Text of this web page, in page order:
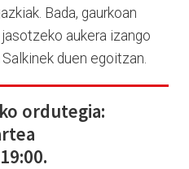
Bada, gaurkoan
aukera izango
duen egoitzan.
ordutegia: